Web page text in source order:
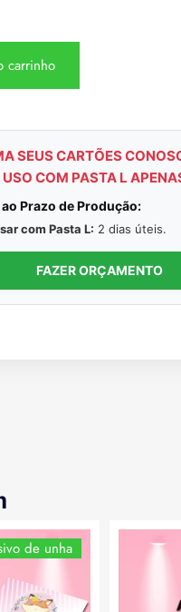
carrinho
SEUS CARTÕES
USO COM PASTA L
Prazo de Produção:
com Pasta L: 2 dias úteis.
FAZER ORÇAMENTO
de unha